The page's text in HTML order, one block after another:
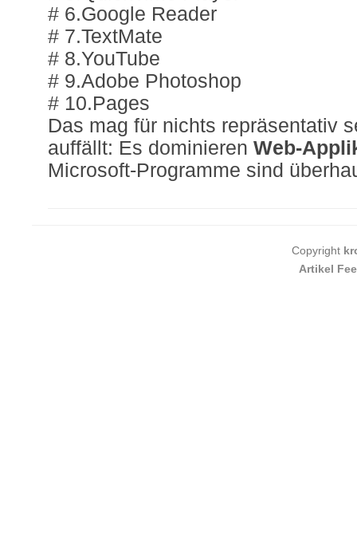
# 6.Google Reader
# 7.TextMate
# 8.YouTube
# 9.Adobe Photoshop
# 10.Pages
Das mag für nichts repräsentativ
auffällt: Es dominieren Web-
Microsoft-Programme sind
Copyright
Artikel